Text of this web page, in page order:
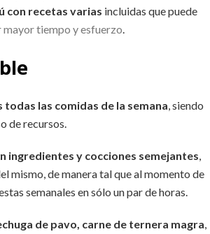
con recetas varias incluidas que puede
mayor tiempo y esfuerzo.
las comidas de la semana, siendo
de recursos.
ingredientes y cocciones semejantes,
mismo, de manera tal que al momento de
semanales en sólo un par de horas.
de pavo, carne de ternera magra,